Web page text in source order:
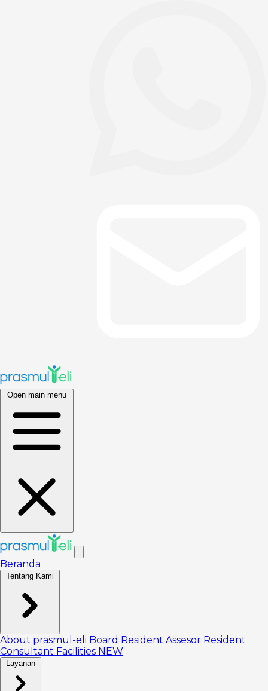
Open main menu
Beranda
Tentang Kami
About prasmul-eli Board Resident Assesor Resident
Consultant Facilities NEW
Layanan